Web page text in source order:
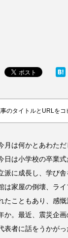
のタイトルとURLをコ
月は何かとあわた
日は小学校の卒業
派に成長し、学び
は家屋の倒壊、ラ
たこともあり、感
か。最近、震災企
表者に話をうかが